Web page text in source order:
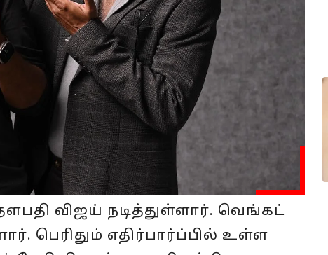
விஜய் நடித்துள்ளார். வெங்கட்
பெரிதும் எதிர்பார்ப்பில் உள்ள